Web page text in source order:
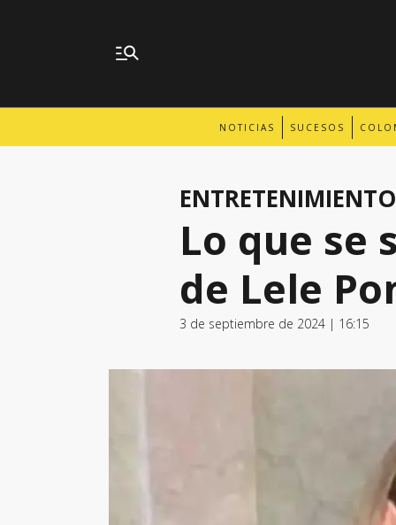
NOTICIAS SUCESOS
ENTRETENIMIENTO
Lo que se
de Lele
3 de septiembre de 2024 | 16:15